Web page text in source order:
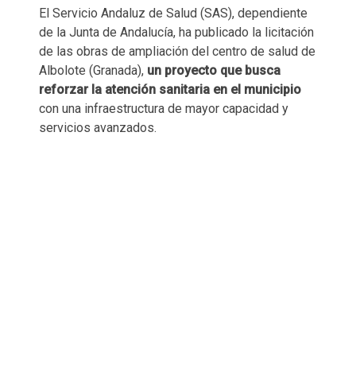
El Servicio Andaluz de Salud (SAS), dependiente
de la Junta de Andalucía, ha publicado la licitación
de las obras de ampliación del centro de salud de
Albolote (Granada), un proyecto que busca
reforzar la atención sanitaria en el municipio
con una infraestructura de mayor capacidad y
servicios avanzados.